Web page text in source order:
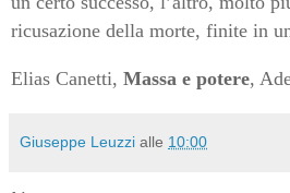
ricusazione della morte, finite in
Elias Canetti, Massa e potere,
Giuseppe Leuzzi alle 10:00